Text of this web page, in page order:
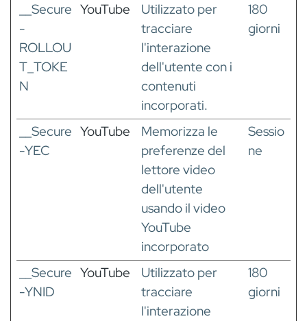
__Secure
-
ROLLOU
T_TOKE
N
YouTube
Utilizzato per
tracciare
l'interazione
dell'utente con i
contenuti
incorporati.
180
giorni
__Secure
-YEC
YouTube
Memorizza le
preferenze del
lettore video
dell'utente
usando il video
YouTube
incorporato
Sessio
ne
__Secure
-YNID
YouTube
Utilizzato per
tracciare
l'interazione
180
giorni